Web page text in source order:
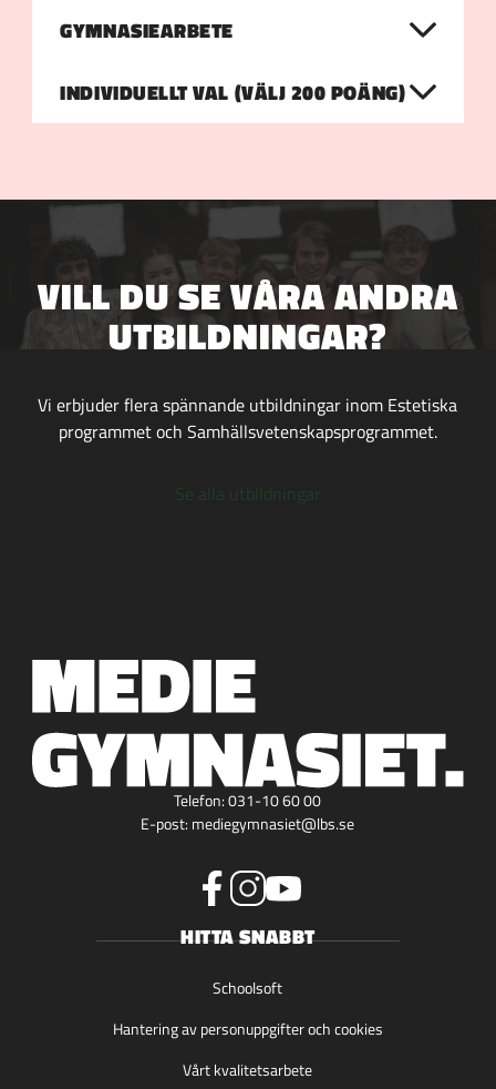
GYMNASIEARBETE
INDIVIDUELLT VAL (VÄLJ 200 POÄNG)
VILL DU SE VÅRA ANDRA
UTBILDNINGAR?
Vi erbjuder flera spännande utbildningar inom Estetiska
programmet och Samhällsvetenskapsprogrammet.
Se alla utbildningar
Telefon:031-10 60 00
E-post: mediegymnasiet@lbs.se
a
e
o
k
n
t
g
a
o
t
b
(
HITTA SNABBT
Schoolsoft
Hantering av personuppgifter och cookies
Vårt kvalitetsarbete